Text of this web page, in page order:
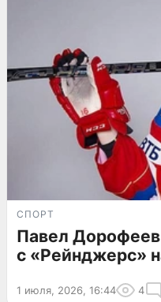
СПОРТ
Павел Дорофеев
с «Рейнджерс»
1 июля, 2026, 16:44 4